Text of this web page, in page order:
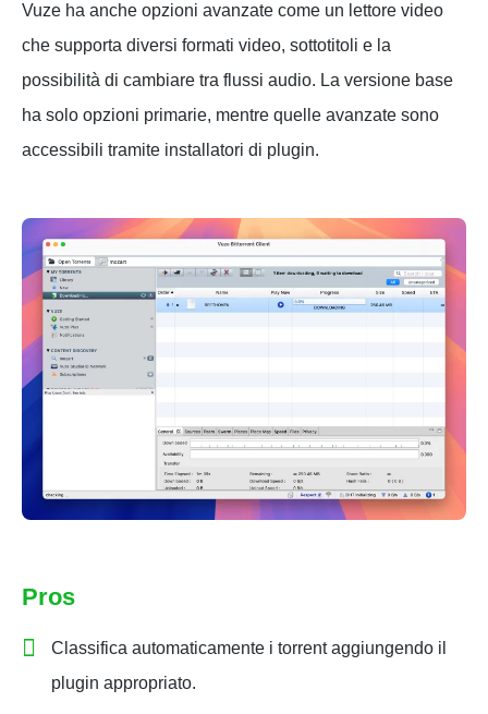
Vuze ha anche opzioni avanzate come un lettore video
che supporta diversi formati video, sottotitoli e la
possibilità di cambiare tra flussi audio. La versione base
ha solo opzioni primarie, mentre quelle avanzate sono
accessibili tramite installatori di plugin.
Pros
Classifica automaticamente i torrent aggiungendo il
plugin appropriato.